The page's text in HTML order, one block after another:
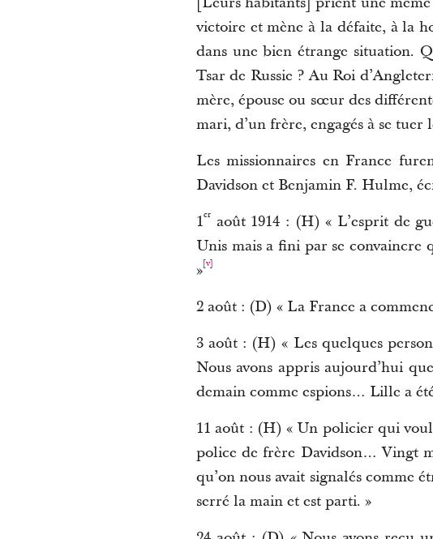
victoire et mène à la défaite, à la
dans une bien étrange situation.
Tsar de Russie ? Au Roi
mère, épouse ou sœur des
mari, d’un frère, engagés à se
Les missionnaires en France
Davidson et Benjamin F. Hulme,
1er août 1914 : (H) « L’esprit de
Unis mais a fini par se
»[v]
2 août : (D) « La France a
3 août : (H) « Les quelques
Nous avons appris aujourd’hui
demain comme espions… Lille a
11 août : (H) « Un policier qui
police de frère Davidson… Vingt
qu’on nous avait signalés comme
serré la main et est parti. »